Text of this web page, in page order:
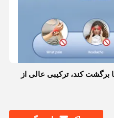
کند، ترکیبی عالی از